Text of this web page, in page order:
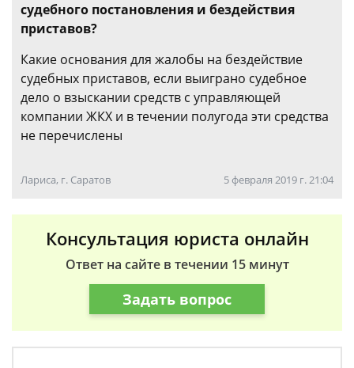
судебного постановления и бездействия
приставов?
Какие основания для жалобы на бездействие
судебных приставов, если выиграно судебное
дело о взыскании средств с управляющей
компании ЖКХ и в течении полугода эти средства
не перечислены
Лариса, г. Саратов 5 февраля 2019 г. 21:04
Консультация юриста онлайн
Ответ на сайте в течении 15 минут
Задать вопрос